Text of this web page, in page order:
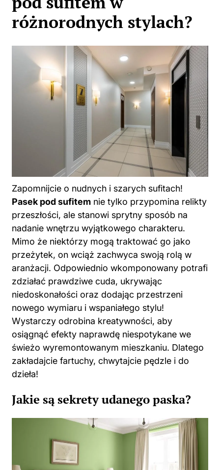
różnorodnych stylach?
Zapomnijcie o nudnych i szarych sufitach!
Pasek pod sufitem nie tylko przypomina relikty
przeszłości, ale stanowi sprytny sposób na
nadanie wnętrzu wyjątkowego charakteru.
Mimo że niektórzy mogą traktować go jako
przeżytek, on wciąż zachwyca swoją rolą w
aranżacji. Odpowiednio wkomponowany potrafi
zdziałać prawdziwe cuda, ukrywając
niedoskonałości oraz dodając przestrzeni
nowego wymiaru i wspaniałego stylu!
Wystarczy odrobina kreatywności, aby
osiągnąć efekty naprawdę niespotykane we
świeżo wyremontowanym mieszkaniu. Dlatego
zakładajcie fartuchy, chwytajcie pędzle i do
dzieła!
Jakie są sekrety udanego paska?